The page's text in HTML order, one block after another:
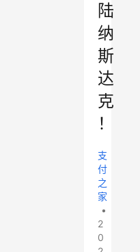
陆
纳
斯
达
克
！
支
付
之
家
•
2
0